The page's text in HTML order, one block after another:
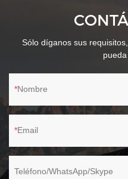
mucho menos tiempo.-
empuñadura de plástico. Este
microfibra de repuesto. El
lavar a máquina.-Doble cara.
agua.
Sólo díganos sus
Nombre
Email
Teléfono/WhatsApp/Skype